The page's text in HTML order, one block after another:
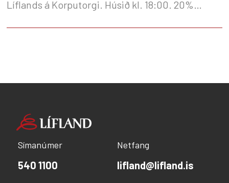
Líflands á Korputorgi. Húsið kl. 18:00. 20%
Símanúmer
540 1100
Netfang
lifland@lifland.is